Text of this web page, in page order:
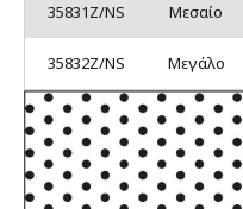
35831Z/NS Μεσαίο
35832Z/NS Μεγάλο